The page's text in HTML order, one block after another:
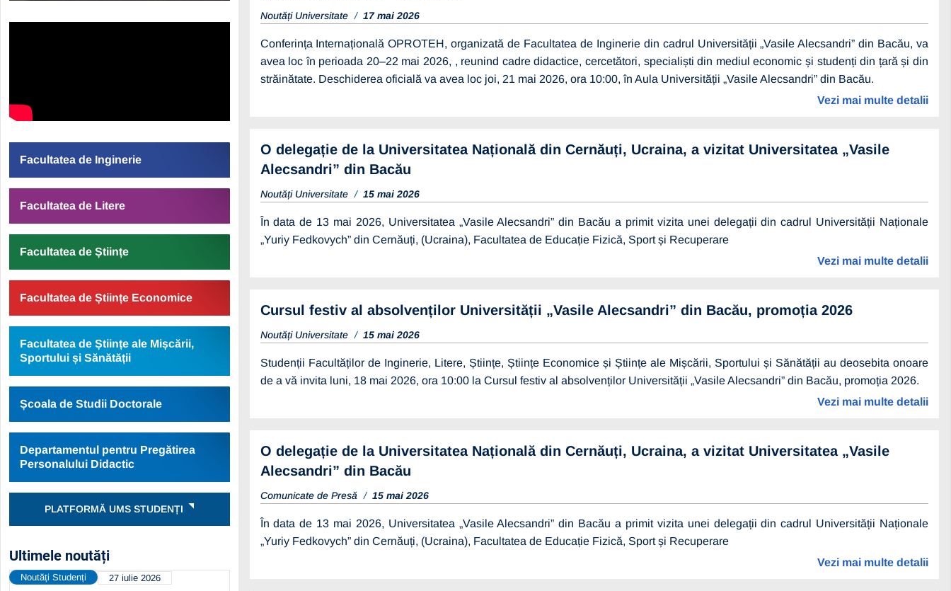
Facultatea de Inginerie
Facultatea de Litere
Facultatea de Științe
Facultatea de Științe Economice
Facultatea de Științe ale Mișcării,
Sportului și Sănătății
Școala de Studii Doctorale
Departamentul pentru Pregătirea
Personalului Didactic
PLATFORMĂ UMS STUDENȚI
Ultimele noutăți
Noutăți Studenți 27 iulie 2026
Noutăți Universitate 17 mai 2026
Conferința Internațională OPROTEH, organizată de Facultatea de Inginerie din cadrul Universității „Vasile Alecsandri” din Bacău, va
avea loc în perioada 20–22 mai 2026, , reunind cadre didactice, cercetători, specialiști din mediul economic și studenți din țară și din
străinătate. Deschiderea oficială va avea loc joi, 21 mai 2026, ora 10:00, în Aula Universității „Vasile Alecsandri” din Bacău.
Vezi mai multe detalii
O delegație de la Universitatea Națională din Cernăuți, Ucraina, a vizitat Universitatea „Vasile
Alecsandri” din Bacău
Noutăți Universitate 15 mai 2026
În data de 13 mai 2026, Universitatea „Vasile Alecsandri” din Bacău a primit vizita unei delegații din cadrul Universității Naționale
„Yuriy Fedkovych” din Cernăuți, (Ucraina), Facultatea de Educație Fizică, Sport și Recuperare
Vezi mai multe detalii
Cursul festiv al absolvenților Universității „Vasile Alecsandri” din Bacău, promoția 2026
Noutăți Universitate 15 mai 2026
Studenții Facultăților de Inginerie, Litere, Științe, Științe Economice și Științe ale Mișcării, Sportului și Sănătății au deosebita onoare
de a vă invita luni, 18 mai 2026, ora 10:00 la Cursul festiv al absolvenților Universității „Vasile Alecsandri” din Bacău, promoția 2026.
Vezi mai multe detalii
O delegație de la Universitatea Națională din Cernăuți, Ucraina, a vizitat Universitatea „Vasile
Alecsandri” din Bacău
Comunicate de Presă 15 mai 2026
În data de 13 mai 2026, Universitatea „Vasile Alecsandri” din Bacău a primit vizita unei delegații din cadrul Universității Naționale
„Yuriy Fedkovych” din Cernăuți, (Ucraina), Facultatea de Educație Fizică, Sport și Recuperare
Vezi mai multe detalii